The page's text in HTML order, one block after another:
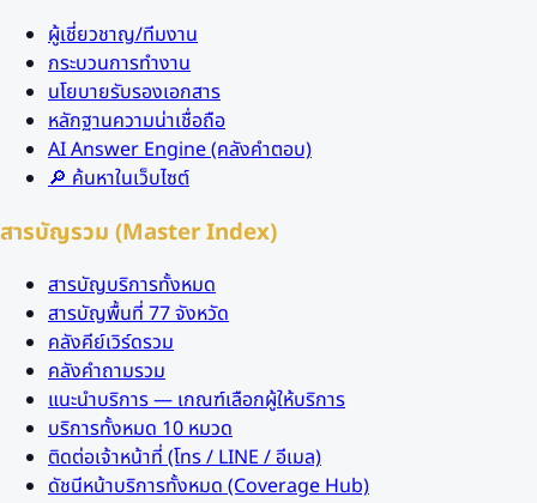
ผู้เชี่ยวชาญ/ทีมงาน
กระบวนการทำงาน
นโยบายรับรองเอกสาร
หลักฐานความน่าเชื่อถือ
AI Answer Engine (คลังคำตอบ)
🔎 ค้นหาในเว็บไซต์
สารบัญรวม (Master Index)
สารบัญบริการทั้งหมด
สารบัญพื้นที่ 77 จังหวัด
คลังคีย์เวิร์ดรวม
คลังคำถามรวม
แนะนำบริการ — เกณฑ์เลือกผู้ให้บริการ
บริการทั้งหมด 10 หมวด
ติดต่อเจ้าหน้าที่ (โทร / LINE / อีเมล)
ดัชนีหน้าบริการทั้งหมด (Coverage Hub)